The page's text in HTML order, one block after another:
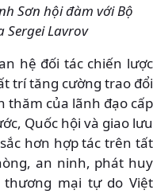
Sơn hội đàm với Bộ
Lavrov
hệ đối tác chiến lược
trí tăng cường trao đổi
thăm của lãnh đạo cấp
Quốc hội và giao lưu
hơn hợp tác trên tất
an ninh, phát huy
mại tự do Việt